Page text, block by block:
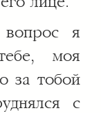
я
моя
за тобой
с